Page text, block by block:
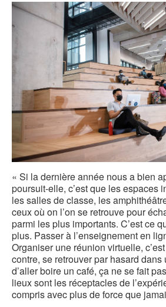
« Si la dernière année nous a bien
poursuit-elle, c’est que les espaces
les salles de classe, les
ceux où on l’on se retrouve pour
parmi les plus importants. C’est ce
plus. Passer à l’enseignement en
Organiser une réunion virtuelle,
contre, se retrouver par hasard
d’aller boire un café, ça ne se fait
lieux sont les réceptacles de
compris avec plus de force que